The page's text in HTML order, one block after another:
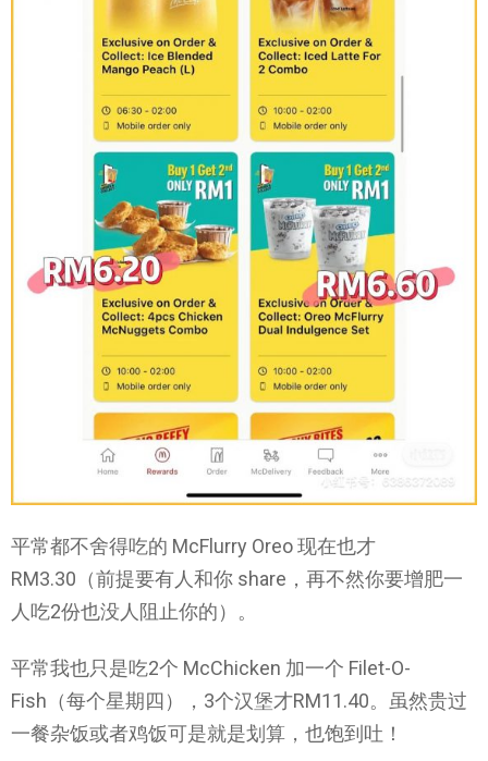
平常都不舍得吃的 McFlurry Oreo 现在也才
RM3.30（前提要有人和你 share，再不然你要增肥一
人吃2份也没人阻止你的）。
平常我也只是吃2个 McChicken 加一个 Filet-O-
Fish（每个星期四），3个汉堡才RM11.40。虽然贵过
一餐杂饭或者鸡饭可是就是划算，也饱到吐！